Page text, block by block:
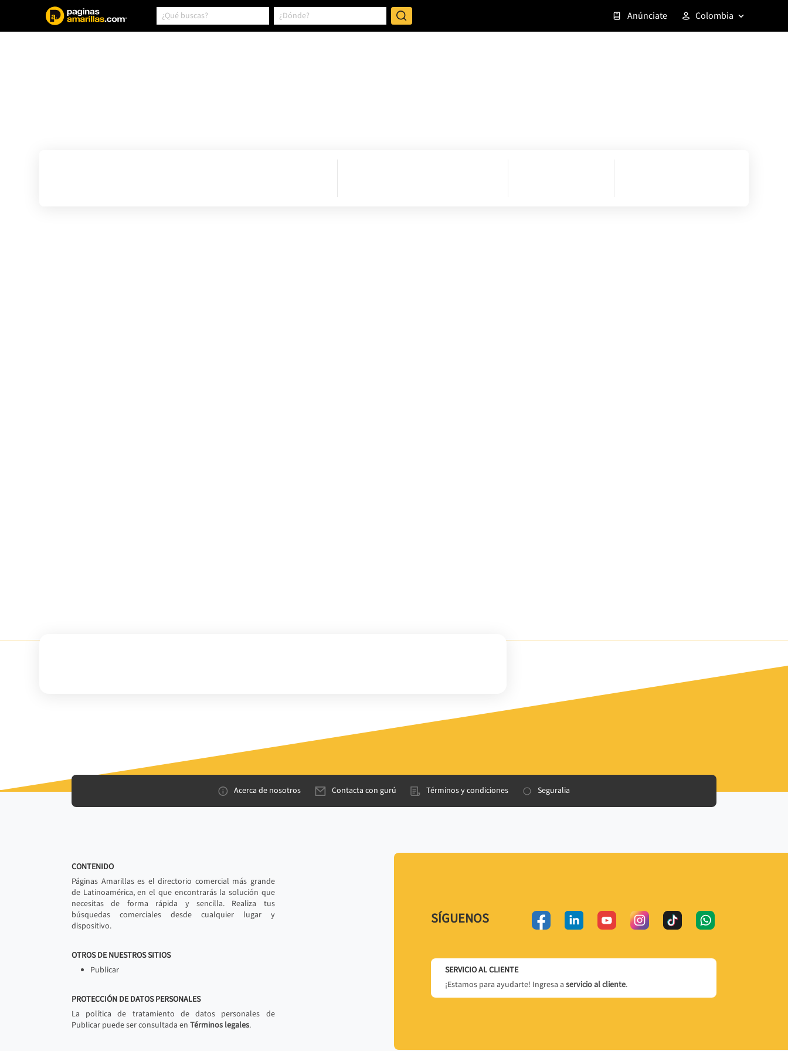
Anúnciate Colombia
Acerca de nosotros Contacta con gurú Términos y condiciones Seguralia
CONTENIDO
Páginas Amarillas es el directorio comercial más grande
de Latinoamérica, en el que encontrarás la solución que
necesitas de forma rápida y sencilla. Realiza tus
búsquedas comerciales desde cualquier lugar y
dispositivo.
OTROS DE NUESTROS SITIOS
Publicar
PROTECCIÓN DE DATOS PERSONALES
La política de tratamiento de datos personales de
Publicar puede ser consultada en Términos legales.
SÍGUENOS
SERVICIO AL CLIENTE
¡Estamos para ayudarte! Ingresa a servicio al cliente.